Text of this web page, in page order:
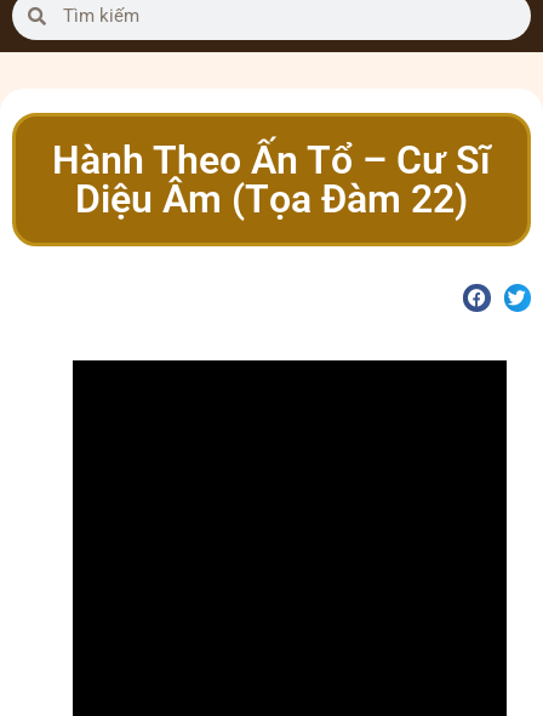
Hành Theo Ấn Tổ – Cư Sĩ
Diệu Âm (Tọa Đàm 22)